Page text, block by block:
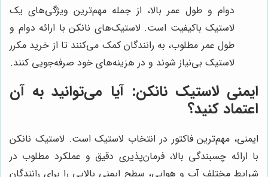
دوام و طول عمر بالا، از جمله مهم‌ترین ویژگی‌های یک
لاستیک باکیفیت است. لاستیک‌های نانکن با ارائه دوام و
طول عمر مطلوب، به رانندگان کمک می‌کنند تا از خرید مکرر
لاستیک بی‌نیاز شوند و در هزینه‌های خود صرفه‌جویی کنند.
ایمنی لاستیک نانکن: آیا می‌توانید به آن
اعتماد کنید؟
ایمنی، مهم‌ترین فاکتور در انتخاب لاستیک است. لاستیک نانکن
با ارائه چسبندگی بالا، فرمان‌پذیری دقیق و عملکرد مطلوب در
شرایط مختلف آب و هوایی، سطح ایمنی بالایی را برای رانندگان